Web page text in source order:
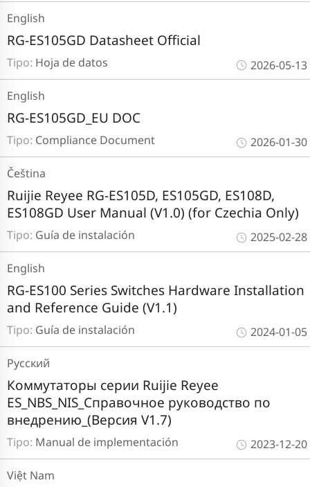
Tipo: Hoja de datos
RG-ES105GD Datasheet Official
English
2026-05-13
Tipo: Compliance Document
RG-ES105GD_EU DOC
English
2026-01-30
Tipo: Guía de instalación
Ruijie Reyee RG-ES105D, ES105GD, ES108D,
ES108GD User Manual (V1.0) (for Czechia Only)
Čeština
2025-02-28
Tipo: Guía de instalación
RG-ES100 Series Switches Hardware Installation
and Reference Guide (V1.1)
English
2024-01-05
Tipo: Manual de implementación
Коммутаторы серии Ruijie Reyee
ES_NBS_NIS_Справочное руководство по
внедрению_(Версия V1.7)
Pусский
2023-12-20
Việt Nam